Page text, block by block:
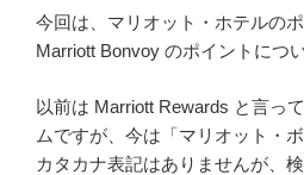
今回は、マリオット・ホテルの
Marriott Bonvoy のポイントにつ
以前は Marriott Rewards と言っ
ムですが、今は「マリオット・
カタカナ表記はありませんが、